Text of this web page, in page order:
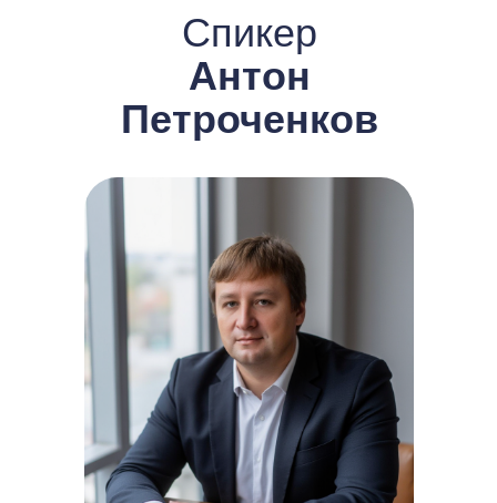
Спикер
Антон
Петроченков